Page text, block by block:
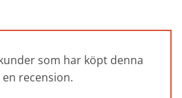
som har köpt denna
recension.